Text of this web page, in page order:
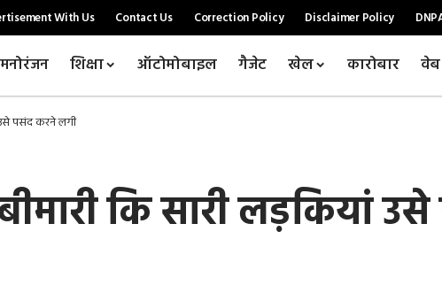
With Us Contact Us Correction Policy Disclaimer Policy
मनोरंजन शिक्षा ऑटोमोबाइल गैजेट खेल कारोबार वेब
उसे पसंद करने लगी
कि सारी लड़कियां